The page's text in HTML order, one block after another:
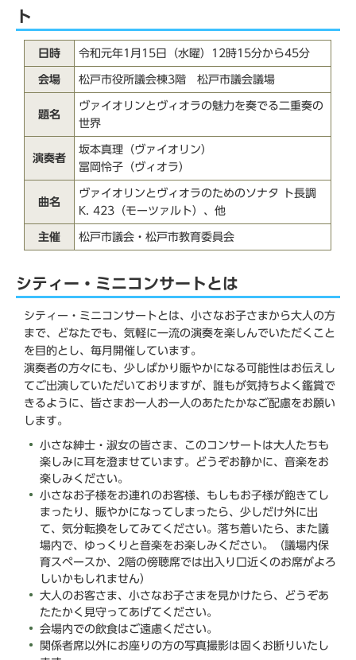
ト
日時 令和元年1月15日（水曜）12時15分から45分
会場 松戸市役所議会棟3階 松戸市議会議場
題名
ヴァイオリンとヴィオラの魅力を奏でる二重奏の
世界
演奏者
坂本真理（ヴァイオリン）
冨岡怜子（ヴィオラ）
曲名
ヴァイオリンとヴィオラのためのソナタ ト長調
K. 423（モーツァルト）、他
主催 松戸市議会・松戸市教育委員会
シティー・ミニコンサートとは
シティー・ミニコンサートとは、小さなお子さまから大人の方
まで、どなたでも、気軽に一流の演奏を楽しんでいただくこと
を目的とし、毎月開催しています。
演奏者の方々にも、少しばかり賑やかになる可能性はお伝えし
てご出演していただいておりますが、誰もが気持ちよく鑑賞で
きるように、皆さまお一人お一人のあたたかなご配慮をお願い
します。
小さな紳士・淑女の皆さま、このコンサートは大人たちも
楽しみに耳を澄ませています。どうぞお静かに、音楽をお
楽しみください。
小さなお子様をお連れのお客様、もしもお子様が飽きてし
まったり、賑やかになってしまったら、少しだけ外に出
て、気分転換をしてみてください。落ち着いたら、また議
場内で、ゆっくりと音楽をお楽しみください。（議場内保
育スペースか、2階の傍聴席では出入り口近くのお席がよろ
しいかもしれません）
大人のお客さま、小さなお子さまを見かけたら、どうぞあ
たたかく見守ってあげてください。
会場内での飲食はご遠慮ください。
関係者席以外にお座りの方の写真撮影は固くお断りいたし